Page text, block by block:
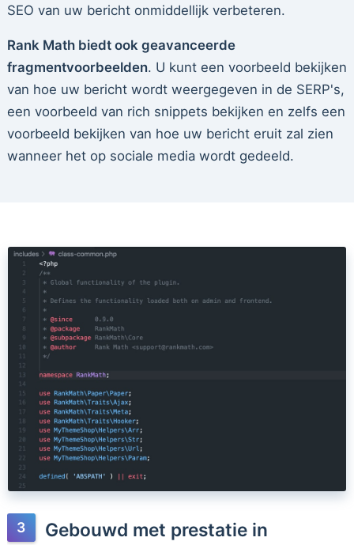
SEO van uw bericht onmiddellijk verbeteren.
Rank Math biedt ook geavanceerde
fragmentvoorbeelden. U kunt een voorbeeld bekijken
van hoe uw bericht wordt weergegeven in de SERP's,
een voorbeeld van rich snippets bekijken en zelfs een
voorbeeld bekijken van hoe uw bericht eruit zal zien
wanneer het op sociale media wordt gedeeld.
Gebouwd met prestatie in